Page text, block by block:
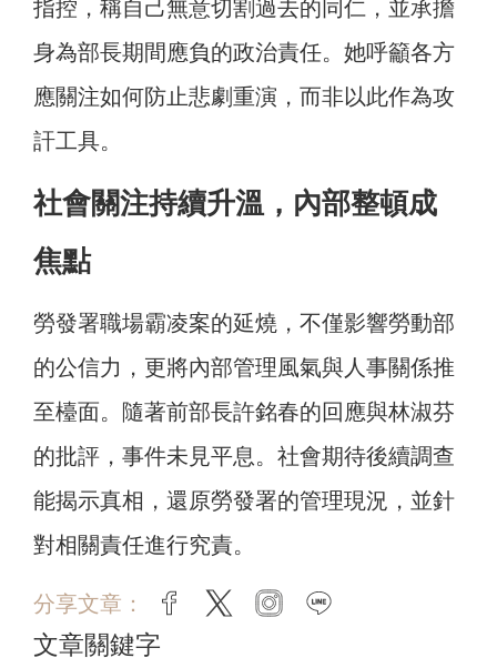
指控，稱自己無意切割過去的同仁，並承擔
身為部長期間應負的政治責任。她呼籲各方
應關注如何防止悲劇重演，而非以此作為攻
訐工具。
社會關注持續升溫，內部整頓成
焦點
勞發署職場霸凌案的延燒，不僅影響勞動部
的公信力，更將內部管理風氣與人事關係推
至檯面。隨著前部長許銘春的回應與林淑芬
的批評，事件未見平息。社會期待後續調查
能揭示真相，還原勞發署的管理現況，並針
對相關責任進行究責。
分享文章： facebook
twitter instagram
文章關鍵字